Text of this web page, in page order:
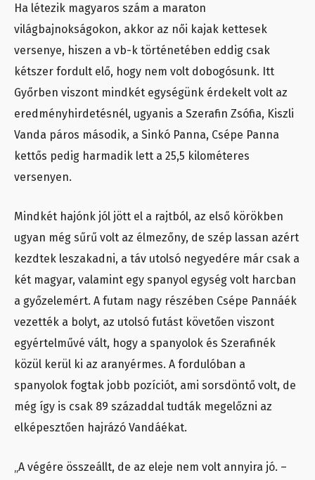
Ha létezik magyaros szám a maraton
világbajnokságokon, akkor az női kajak kettesek
versenye, hiszen a vb-k történetében eddig csak
kétszer fordult elő, hogy nem volt dobogósunk. Itt
Győrben viszont mindkét egységünk érdekelt volt az
eredményhirdetésnél, ugyanis a Szerafin Zsófia, Kiszli
Vanda páros második, a Sinkó Panna, Csépe Panna
kettős pedig harmadik lett a 25,5 kilométeres
versenyen.
Mindkét hajónk jól jött el a rajtból, az első körökben
ugyan még sűrű volt az élmezőny, de szép lassan azért
kezdtek leszakadni, a táv utolsó negyedére már csak a
két magyar, valamint egy spanyol egység volt harcban
a győzelemért. A futam nagy részében Csépe Pannáék
vezették a bolyt, az utolsó futást követően viszont
egyértelművé vált, hogy a spanyolok és Szerafinék
közül kerül ki az aranyérmes. A fordulóban a
spanyolok fogtak jobb pozíciót, ami sorsdöntő volt, de
még így is csak 89 századdal tudták megelőzni az
elképesztően hajrázó Vandáékat.
„A végére összeállt, de az eleje nem volt annyira jó. –